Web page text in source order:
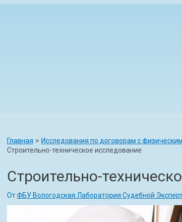
Главная Исследования по договорам с
Строительно-техническое исследование
Строительно-
ОтФБУ Вологодская Лаборатория Судебной